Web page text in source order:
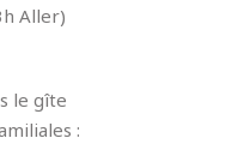
Aller)
le gîte
: